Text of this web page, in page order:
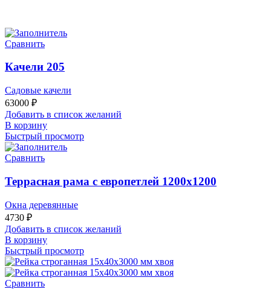
Сравнить
Качели 205
Садовые качели
63000 ₽
Добавить в список желаний
В корзину
Быстрый просмотр
Сравнить
Террасная рама с европетлей 1200х1200
Окна деревянные
4730 ₽
Добавить в список желаний
В корзину
Быстрый просмотр
Сравнить